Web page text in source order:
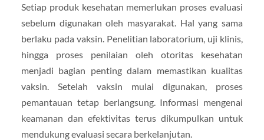
Setiap produk kesehatan memerlukan proses evaluasi
sebelum digunakan oleh masyarakat. Hal yang sama
berlaku pada vaksin. Penelitian laboratorium, uji klinis,
hingga proses penilaian oleh otoritas kesehatan
menjadi bagian penting dalam memastikan kualitas
vaksin. Setelah vaksin mulai digunakan, proses
pemantauan tetap berlangsung. Informasi mengenai
keamanan dan efektivitas terus dikumpulkan untuk
mendukung evaluasi secara berkelanjutan.